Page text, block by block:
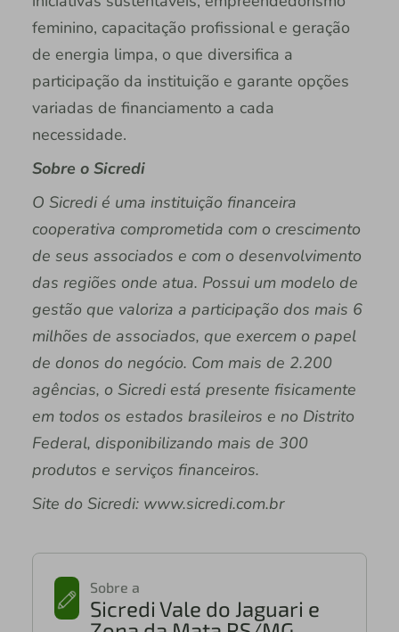
feminino, capacitação profissional e geração
de energia limpa, o que diversifica a
participação da instituição e garante opções
variadas de financiamento a cada
necessidade.
Sobre o Sicredi
O Sicredi é uma instituição financeira
cooperativa comprometida com o crescimento
de seus associados e com o desenvolvimento
das regiões onde atua. Possui um modelo de
gestão que valoriza a participação dos mais 6
milhões de associados, que exercem o papel
de donos do negócio. Com mais de 2.200
agências, o Sicredi está presente fisicamente
em todos os estados brasileiros e no Distrito
Federal, disponibilizando mais de 300
produtos e serviços financeiros.
Site do Sicredi: www.sicredi.com.br
Sobre a
Sicredi Vale do Jaguari e